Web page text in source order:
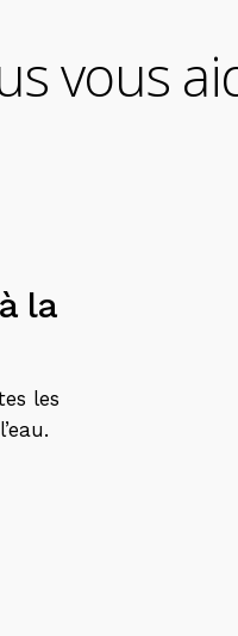
vous
la
les